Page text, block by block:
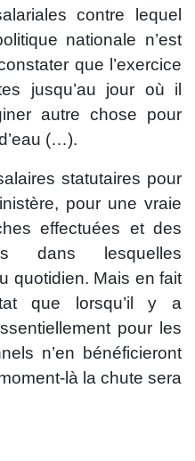
contre lequel
nationale n’est
que l’exercice
jusqu’au jour où il
autre chose pour
(…).
statutaires pour
pour une vraie
effectuées et des
dans lesquelles
quotidien. Mais en fait
que lorsqu’il y a
pour les
n’en bénéficieront
là la chute sera